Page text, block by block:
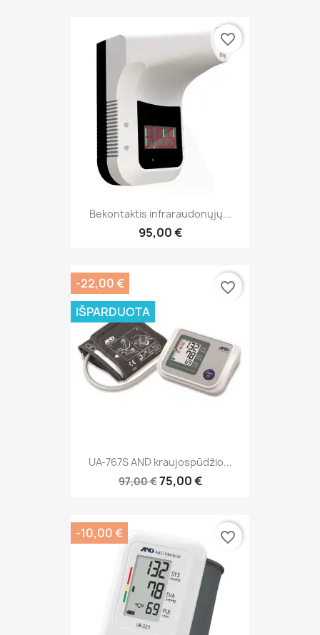
Bekontaktis infraraudonųjų...
95,00 €
favorite_border
UA-767S AND kraujospūdžio...
97,00 €75,00 €
-22,00 €
IŠPARDUOTA
favorite_border
-10,00 € favorite_border